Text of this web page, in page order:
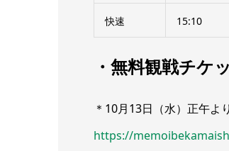
快速 15:10
・無料観戦チケ
＊10月13日（水）正午よ
https://